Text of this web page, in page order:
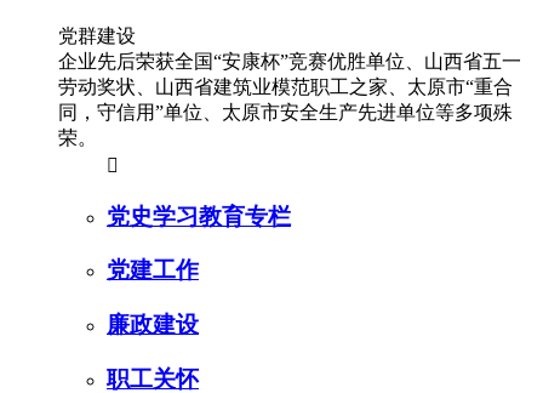
党群建设
企业先后荣获全国“安康杯”竞赛优胜单位、山西省五一
劳动奖状、山西省建筑业模范职工之家、太原市“重合
同，守信用”单位、太原市安全生产先进单位等多项殊
荣。

党史学习教育专栏
党建工作
廉政建设
职工关怀